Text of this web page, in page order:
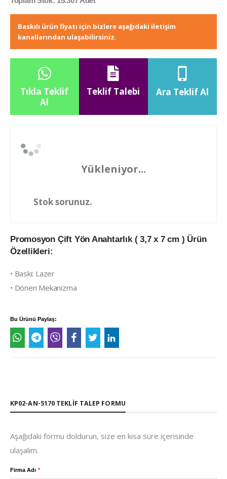
Baskılı ürün fiyatı için bizlere aşağıdaki iletişim
kanallarından ulaşabilirsiniz.
Tıkla Teklif
Al
Teklif Talebi Ara Teklif Al
Yükleniyor...
Stok sorunuz.
Promosyon Çift Yön Anahtarlık ( 3,7 x 7 cm ) Ürün
Özellikleri:
• Baskı: Lazer
• Dönen Mekanizma
Bu Ürünü Paylaş:
KP02-AN-5170 TEKLIF TALEP FORMU
Aşağıdaki formu doldurun, size en kısa süre içerisinde
ulaşalım.
Firma Adı